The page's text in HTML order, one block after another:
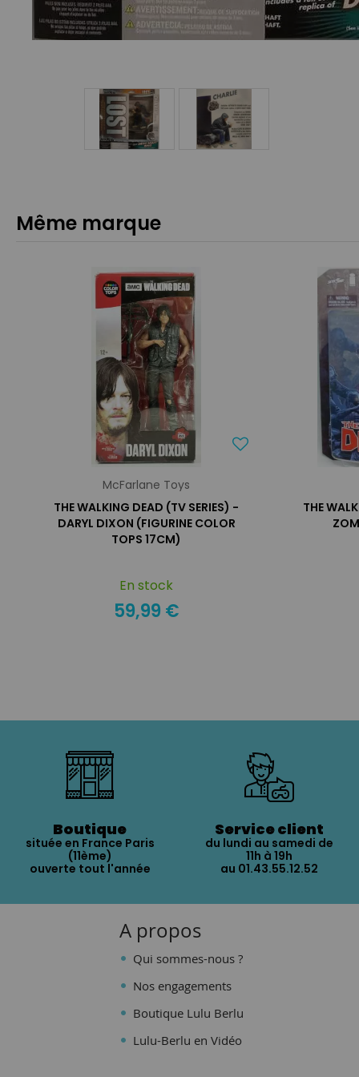
Même marque
McFarlane Toys
THE WALKING DEAD (TV SERIES) -
DARYL DIXON (FIGURINE COLOR
TOPS 17CM)
En stock
59,99 €
THE
Boutique
située en France Paris
(11ème)
ouverte tout l'année
Service client
du lundi au samedi de
11h à 19h
au 01.43.55.12.52
A propos
Qui sommes-nous ?
Nos engagements
Boutique Lulu Berlu
Lulu-Berlu en Vidéo